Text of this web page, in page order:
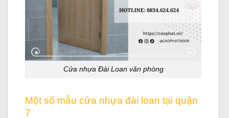
Cửa nhựa Đài Loan văn phòng
Một số mẫu cửa nhựa đài loan tại quận
7